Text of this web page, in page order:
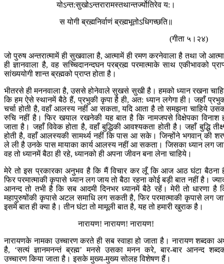
योऽन्त:सुखोऽन्तरारामस्तथान्तर्ज्योतिरेव य:।
स योगी ब्रह्मनिर्वाणं ब्रह्मभूतोऽधिगच्छति॥
(गीता ५।२४)
जो पुरुष अन्तरात्मामें ही सुखवाला है, आत्मामें ही रमण करनेवाला है तथा जो
ही ज्ञानवाला है, वह सच्चिदानन्दघन परब्रह्म परमात्माके साथ एकीभावको
सांख्ययोगी शान्त ब्रह्मको प्राप्त होता है।
भीतरसे ही मननवाला है, उससे होनेवाले सुखसे सुखी है। हमको ध्यान रखना
कि हम ऐसे स्थानमें बैठे हैं, प्रभुकी कृपा है ही, अत: ध्यान लगेगा ही। जहाँ
चर्चा होती है, वहाँ आलस्य नहीं आ सकता, यदि आता है तो समझना चाहिये
रुचि नहीं है। फिर खयाल रखनेकी यह बात है कि नामजपसे विक्षेपका विनाश
जाता है। जहाँ विवेक होता है, वहाँ बुद्धिकी आवश्यकता होती है। जहाँ बुद्धि
होती है, वहाँ आलस्यकी सामर्थ्य नहीं कि पास आ सके। जिन्होंने भगवान् की
ले ली है उनके पास मायाका कार्य आलस्य नहीं आ सकता। जिसका ध्यान लग
वह तो ध्यानमें बैठा ही रहे, ध्यानको ही अपना जीवन बना लेना चाहिये।
मेरे तो इस प्रकारका अनुभव है कि मैं विचार कर लूँ कि आज आठ घंटा बैठना
फिर परमात्माकी कृपासे ध्यान लग जाय तो बैठा रहना कोई बड़ी बात नहीं है।
आनन्द तो तभी है कि सब आदमी दिनभर ध्यानमें बैठे रहें। मेरी तो धारणा है
महापुरुषोंकी कृपासे अटल समाधि लग सकती है, फिर परमात्माकी कृपासे लग
इसमें बात ही क्या है। तीन घंटा तो मामूली बात है, यह तो हमारी खुराक है।
नारायण! नारायण! नारायण!
नारायणके नामका उच्चारण करते ही सब स्वाहा हो जाता है। नारायण शब्दका
है, ‘सत्यं ज्ञानमनन्तं ब्रह्म’ मनसे उसका मनन करे, बार-बार आनन्द
उच्चारण किया जाता है। इसके मुख्य-मुख्य सोलह विशेषण हैं।